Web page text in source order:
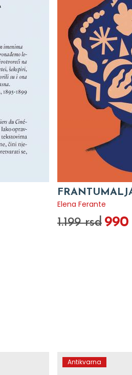
Elena Ferante
1.199 rsd
Antikvarna